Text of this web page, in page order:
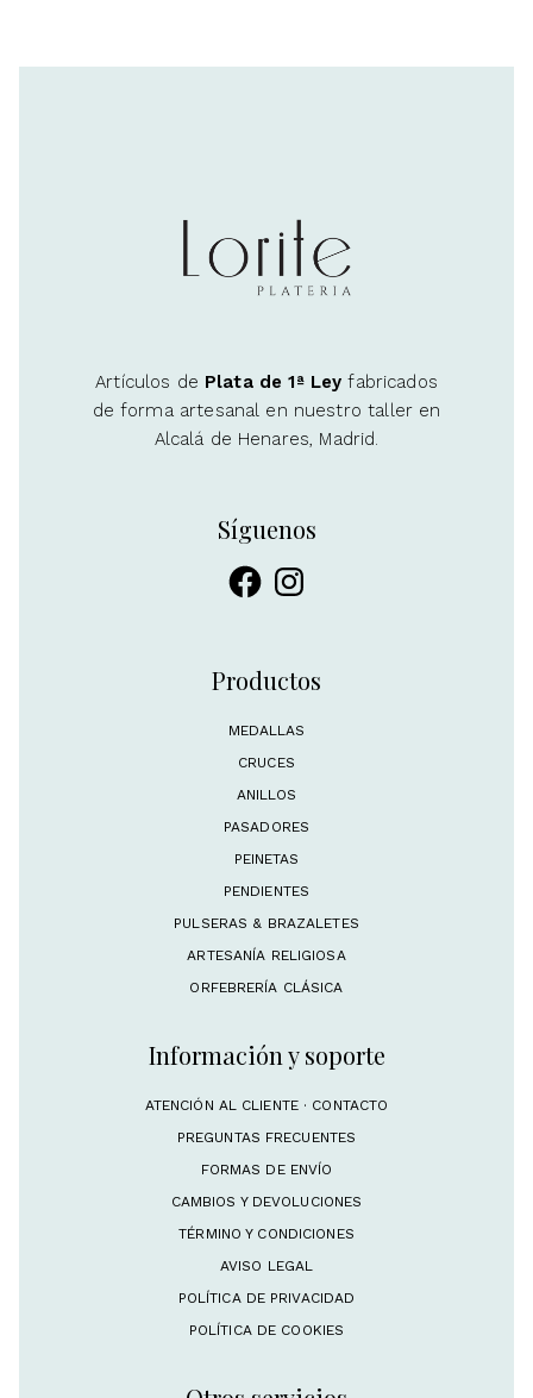
Artículos de Plata de 1ª Ley fabricados
de forma artesanal en nuestro taller en
Alcalá de Henares, Madrid.
Síguenos
FacebookInstagram
Productos
MEDALLAS
CRUCES
ANILLOS
PASADORES
PEINETAS
PENDIENTES
PULSERAS & BRAZALETES
ARTESANÍA RELIGIOSA
ORFEBRERÍA CLÁSICA
Información y soporte
ATENCIÓN AL CLIENTE · CONTACTO
PREGUNTAS FRECUENTES
FORMAS DE ENVÍO
CAMBIOS Y DEVOLUCIONES
TÉRMINO Y CONDICIONES
AVISO LEGAL
POLÍTICA DE PRIVACIDAD
POLÍTICA DE COOKIES